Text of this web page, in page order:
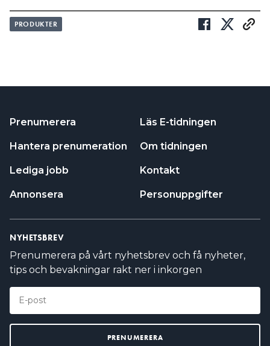
PRODUKTER
Prenumerera
Hantera prenumeration
Lediga jobb
Annonsera
Läs E-tidningen
Om tidningen
Kontakt
Personuppgifter
NYHETSBREV
Prenumerera på vårt nyhetsbrev och få nyheter,
tips och bevakningar rakt ner i inkorgen